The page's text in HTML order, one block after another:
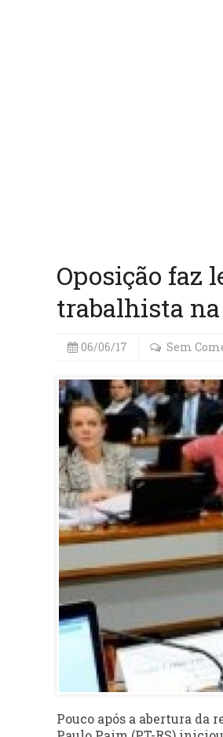
Oposição faz
trabalhista na
06/06/17 Sem
Pouco após a abertura da